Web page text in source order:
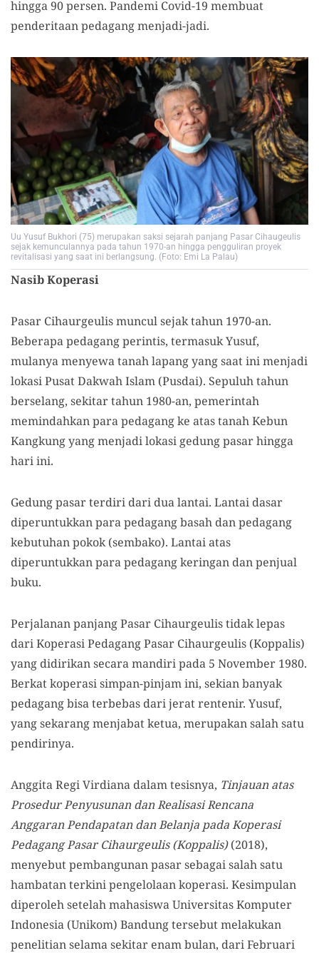
hingga 90 persen. Pandemi Covid-19 membuat
penderitaan pedagang menjadi-jadi.
Uu Yusuf Bukhori (75) merupakan saksi sejarah panjang Pasar Cihaugeulis
sejak kemunculannya pada tahun 1970-an hingga pengguliran proyek
revitalisasi yang saat ini berlangsung. (Foto: Emi La Palau)
Nasib Koperasi
Pasar Cihaurgeulis muncul sejak tahun 1970-an.
Beberapa pedagang perintis, termasuk Yusuf,
mulanya menyewa tanah lapang yang saat ini menjadi
lokasi Pusat Dakwah Islam (Pusdai). Sepuluh tahun
berselang, sekitar tahun 1980-an, pemerintah
memindahkan para pedagang ke atas tanah Kebun
Kangkung yang menjadi lokasi gedung pasar hingga
hari ini.
Gedung pasar terdiri dari dua lantai. Lantai dasar
diperuntukkan para pedagang basah dan pedagang
kebutuhan pokok (sembako). Lantai atas
diperuntukkan para pedagang keringan dan penjual
buku.
Perjalanan panjang Pasar Cihaurgeulis tidak lepas
dari Koperasi Pedagang Pasar Cihaurgeulis (Koppalis)
yang didirikan secara mandiri pada 5 November 1980.
Berkat koperasi simpan-pinjam ini, sekian banyak
pedagang bisa terbebas dari jerat rentenir. Yusuf,
yang sekarang menjabat ketua, merupakan salah satu
pendirinya.
Anggita Regi Virdiana dalam tesisnya, Tinjauan atas
Prosedur Penyusunan dan Realisasi Rencana
Anggaran Pendapatan dan Belanja pada Koperasi
Pedagang Pasar Cihaurgeulis (Koppalis)(2018),
menyebut pembangunan pasar sebagai salah satu
hambatan terkini pengelolaan koperasi. Kesimpulan
diperoleh setelah mahasiswa Universitas Komputer
Indonesia (Unikom) Bandung tersebut melakukan
penelitian selama sekitar enam bulan, dari Februari